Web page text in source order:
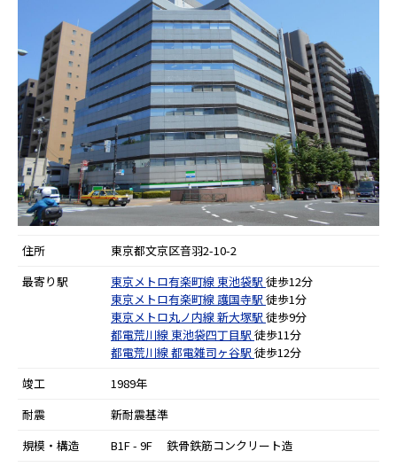
住所
東京都文京区音羽2-10-2
最寄り駅
東京メトロ有楽町線 東池袋駅 徒歩12分
東京メトロ有楽町線護国寺駅 徒歩1分
東京メトロ丸ノ内線新大塚駅 徒歩9分
都電荒川線 東池袋四丁目駅 徒歩11分
都電荒川線都電雑司ヶ谷駅 徒歩12分
竣工
1989年
耐震
新耐震基準
規模・構造
B1F - 9F 鉄骨鉄筋コンクリート造